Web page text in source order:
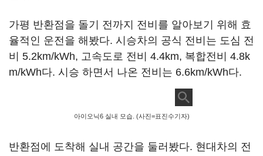
가평 반환점을 돌기 전까지 전비를 알아보기 위해 효
율적인 운전을 해봤다. 시승차의 공식 전비는 도심 전
비 5.2km/kWh, 고속도로 전비 4.4km, 복합전비 4.8k
m/kWh다. 시승 하면서 나온 전비는 6.6km/kWh다.
아이오닉6 실내 모습. (사진=표진수기자)
반환점에 도착해 실내 공간을 둘러봤다. 현대차의 전